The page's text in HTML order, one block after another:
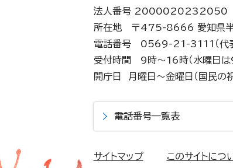
法人番号 2000020232050
所在地 〒475-8666 愛知県半
電話番号 0569-21-3111（代
受付時間 9時～16時（水曜日は
開庁日 月曜日～金曜日（国民の
電話番号一覧表
サイトマップ このサイトにつ